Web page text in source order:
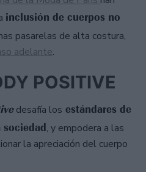
inclusión de cuerpos no
pasarelas de alta costura,
adelante.
POSITIVE
desafía los estándares de
, y empodera a las
la apreciación del cuerpo